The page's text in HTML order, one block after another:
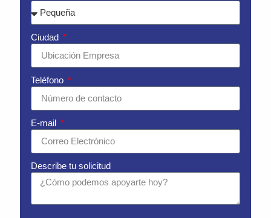
Ciudad
Teléfono
E-mail
Describe tu solicitud